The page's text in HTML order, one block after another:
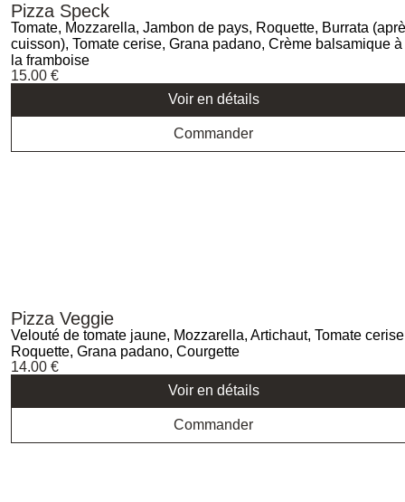
Pizza Speck
Tomate, Mozzarella, Jambon de pays, Roquette, Burrata
cuisson), Tomate cerise, Grana padano, Crème balsamique à
la framboise
15.00 €
Voir en détails
Commander
Pizza Veggie
Velouté de tomate jaune, Mozzarella, Artichaut, Tomate
Roquette, Grana padano, Courgette
14.00 €
Voir en détails
Commander